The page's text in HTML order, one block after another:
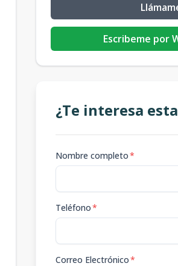
Escribeme por
¿Te interesa
Nombre completo*
Teléfono*
Correo Electrónico*